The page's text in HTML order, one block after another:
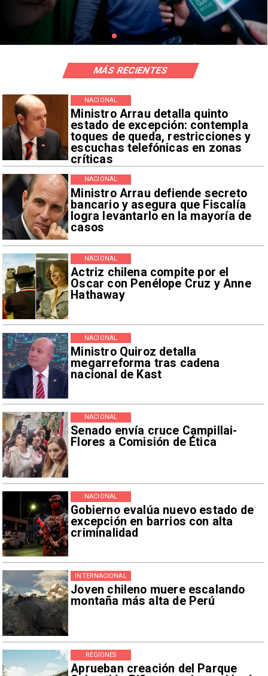
Ministro Arrau detalla quinto
estado de excepción: contempla
toques de queda, restricciones y
escuchas telefónicas en zonas
críticas
NACIONAL
Ministro Arrau defiende secreto
bancario y asegura que Fiscalía
logra levantarlo en la mayoría de
casos
NACIONAL
Actriz chilena compite por el
Oscar con Penélope Cruz y Anne
Hathaway
NACIONAL
Ministro Quiroz detalla
megarreforma tras cadena
nacional de Kast
NACIONAL
Senado envía cruce Campillai-
Flores a Comisión de Ética
NACIONAL
Gobierno evalúa nuevo estado de
excepción en barrios con alta
criminalidad
NACIONAL
Joven chileno muere escalando
montaña más alta de Perú
INTERNACIONAL
Aprueban creación del Parque
REGIONES
MÁS RECIENTES